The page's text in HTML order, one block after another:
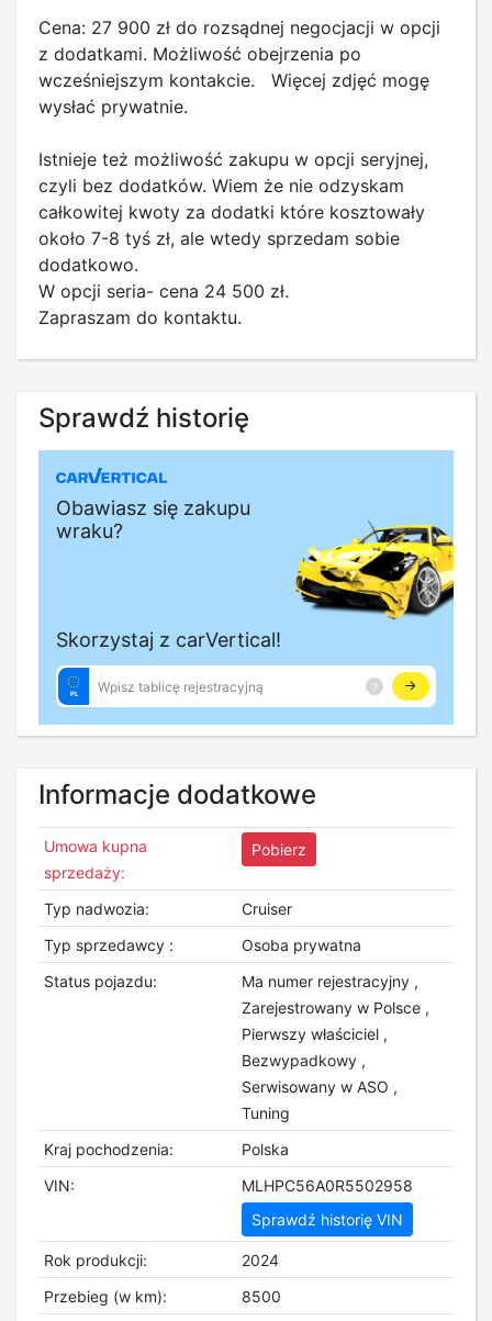
Cena: 27 900 zł do rozsądnej negocjacji w opcji
z dodatkami. Możliwość obejrzenia po
wcześniejszym kontakcie. Więcej zdjęć mogę
wysłać prywatnie.
Istnieje też możliwość zakupu w opcji seryjnej,
czyli bez dodatków. Wiem że nie odzyskam
całkowitej kwoty za dodatki które kosztowały
około 7-8 tyś zł, ale wtedy sprzedam sobie
dodatkowo.
W opcji seria- cena 24 500 zł.
Zapraszam do kontaktu.
Sprawdź historię
Informacje dodatkowe
Umowa kupna
sprzedaży:
Pobierz
Typ nadwozia:
Cruiser
Typ sprzedawcy :
Osoba prywatna
Status pojazdu:
Ma numer rejestracyjny ,
Zarejestrowany w Polsce ,
Pierwszy właściciel ,
Bezwypadkowy ,
Serwisowany w ASO ,
Tuning
Kraj pochodzenia:
Polska
VIN:
MLHPC56A0R5502958
Sprawdź historię VIN
Rok produkcji:
2024
Przebieg (w km):
8500